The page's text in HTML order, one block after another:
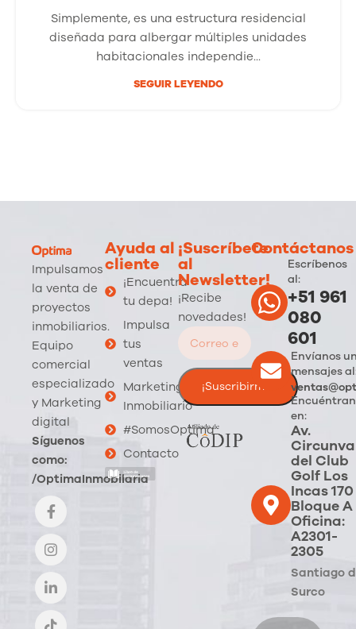
Simplemente, es una estructura residencial
diseñada para albergar múltiples unidades
habitacionales independie...
SEGUIR LEYENDO
Impulsamos
la venta de
proyectos
inmobiliarios.
Equipo
comercial
especializado
y Marketing
digital
Síguenos
como:
/OptimaInmobilaria
Ayuda al
cliente
¡Encuentra
tu depa!
Impulsa
tus
ventas
Marketing
Inmobiliario
#SomosOptima
Contacto
¡Suscríbete
al
Newsletter!
¡Recibe
novedades!
Contáctanos
Escríbenos
al:
+51 961
080
601
Envíanos
mensajes
en:
Av.
del Club
Golf Los
Incas 170
Bloque A
Oficina:
A2301-
2305
Santiago
Surco